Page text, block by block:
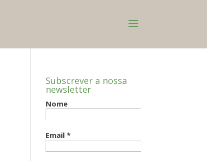
Subscrever a nossa
newsletter
Nome
Email*